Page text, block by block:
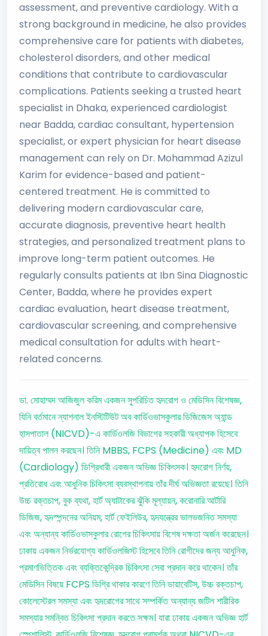
assessment, and preventive cardiology. With a
strong background in medicine, he also provides
comprehensive care for patients with diabetes,
cholesterol disorders, and other medical
conditions that contribute to cardiovascular
complications. Patients seeking a trusted heart
specialist in Dhaka, experienced cardiologist
near Badda, cardiac consultant, hypertension
specialist, or expert physician for heart disease
management can rely on Dr. Mohammad Azizul
Karim for evidence-based and patient-
centered treatment. He is committed to
delivering modern cardiovascular care,
accurate diagnosis, preventive heart health
strategies, and personalized treatment plans to
improve long-term patient outcomes. He
regularly consults patients at Ibn Sina Diagnostic
Center, Badda, where he provides expert
cardiac evaluation, heart disease treatment,
cardiovascular screening, and comprehensive
medical consultation for adults with heart-
related concerns.
ডা. মোহাম্মদ আজিজুল করিম একজন সুপরিচিত হৃদরোগ ও মেডিসিন বিশেষজ্ঞ,
যিনি বর্তমানে ন্যাশনাল ইনস্টিটিউট অব কার্ডিওভাসকুলার ডিজিজেস অ্যান্ড
হাসপাতাল (NICVD)-এ কার্ডিওলজি বিভাগের সহকারী অধ্যাপক হিসেবে
দায়িত্ব পালন করছেন। তিনি MBBS, FCPS (Medicine) এবং MD
(Cardiology) ডিগ্রিধারী একজন অভিজ্ঞ চিকিৎসক। হৃদরোগ নির্ণয়,
প্রতিরোধ এবং আধুনিক চিকিৎসা ব্যবস্থাপনায় তাঁর দীর্ঘ অভিজ্ঞতা রয়েছে। তিনি
উচ্চ রক্তচাপ, বুক ব্যথা, হার্ট অ্যাটাকের ঝুঁকি মূল্যায়ন, করোনারি আর্টারি
ডিজিজ, হৃদস্পন্দনের অনিয়ম, হার্ট ফেইলিউর, হৃদযন্ত্রের ভালভজনিত সমস্যা
এবং অন্যান্য কার্ডিওভাসকুলার রোগের চিকিৎসায় বিশেষ দক্ষতা অর্জন করেছেন।
ঢাকায় একজন নির্ভরযোগ্য কার্ডিওলজিস্ট হিসেবে তিনি রোগীদের জন্য আধুনিক,
প্রমাণভিত্তিক এবং ব্যক্তিকেন্দ্রিক চিকিৎসা সেবা প্রদান করে থাকেন। তাঁর
মেডিসিন বিষয়ে FCPS ডিগ্রি থাকার কারণে তিনি ডায়াবেটিস, উচ্চ রক্তচাপ,
কোলেস্টেরল সমস্যা এবং হৃদরোগের সাথে সম্পর্কিত অন্যান্য জটিল শারীরিক
সমস্যার সমন্বিত চিকিৎসা প্রদান করতে সক্ষম। যারা ঢাকায় একজন অভিজ্ঞ হার্ট